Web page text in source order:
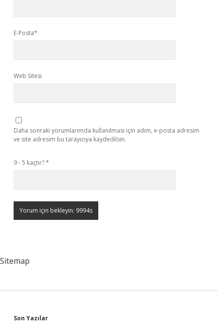
E-Posta*
Web Sitesi
Daha sonraki yorumlarımda kullanılması için adım, e-posta adresim
ve site adresim bu tarayıcıya kaydedilsin.
9 - 5 kaçtır?*
Sitemap
Sidebar
Son Yazılar